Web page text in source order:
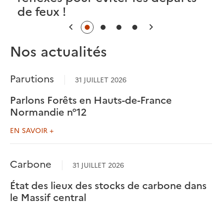
de feux !
Nos actualités
Parutions 31 JUILLET 2026
Parlons Forêts en Hauts-de-France
Normandie n°12
EN SAVOIR +
Carbone 31 JUILLET 2026
État des lieux des stocks de carbone dans
le Massif central